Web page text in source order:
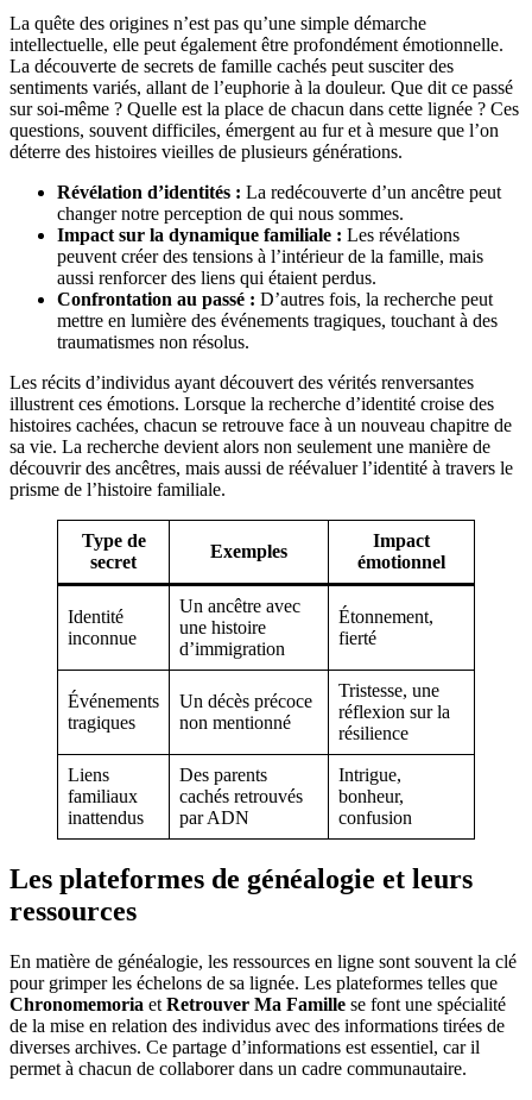
La quête des origines n’est pas qu’une simple démarche
intellectuelle, elle peut également être profondément émotionnelle.
La découverte de secrets de famille cachés peut susciter des
sentiments variés, allant de l’euphorie à la douleur. Que dit ce passé
sur soi-même ? Quelle est la place de chacun dans cette lignée ? Ces
questions, souvent difficiles, émergent au fur et à mesure que l’on
déterre des histoires vieilles de plusieurs générations.
Révélation d’identités : La redécouverte d’un ancêtre peut
changer notre perception de qui nous sommes.
Impact sur la dynamique familiale : Les révélations
peuvent créer des tensions à l’intérieur de la famille, mais
aussi renforcer des liens qui étaient perdus.
Confrontation au passé : D’autres fois, la recherche peut
mettre en lumière des événements tragiques, touchant à des
traumatismes non résolus.
Les récits d’individus ayant découvert des vérités renversantes
illustrent ces émotions. Lorsque la recherche d’identité croise des
histoires cachées, chacun se retrouve face à un nouveau chapitre de
sa vie. La recherche devient alors non seulement une manière de
découvrir des ancêtres, mais aussi de réévaluer l’identité à travers le
prisme de l’histoire familiale.
Type de
secret
Exemples
Impact
émotionnel
Identité
inconnue
Un ancêtre avec
une histoire
d’immigration
Étonnement,
fierté
Événements
tragiques
Un décès précoce
non mentionné
Tristesse, une
réflexion sur la
résilience
Liens
familiaux
inattendus
Des parents
cachés retrouvés
par ADN
Intrigue,
bonheur,
confusion
Les plateformes de généalogie et leurs
ressources
En matière de généalogie, les ressources en ligne sont souvent la clé
pour grimper les échelons de sa lignée. Les plateformes telles que
Chronomemoria et Retrouver Ma Famille se font une spécialité
de la mise en relation des individus avec des informations tirées de
diverses archives. Ce partage d’informations est essentiel, car il
permet à chacun de collaborer dans un cadre communautaire.